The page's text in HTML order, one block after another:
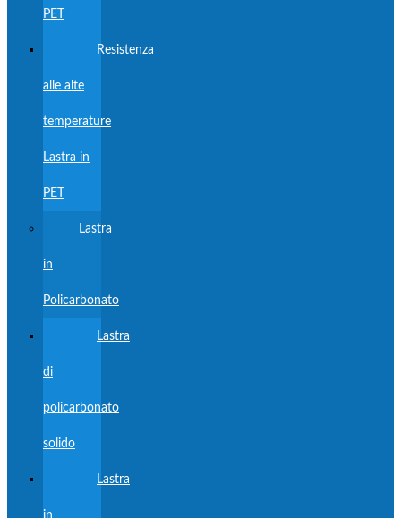
PET
Resistenza
alle alte
temperature
Lastra in
PET
Lastra
in
Policarbonato
Lastra
di
policarbonato
solido
Lastra
in